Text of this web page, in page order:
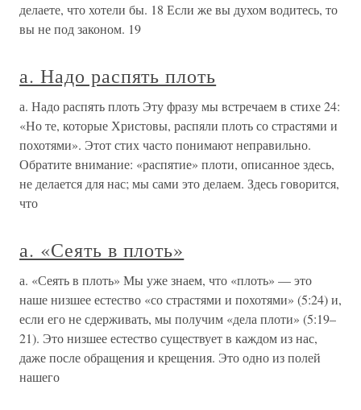
делаете, что хотели бы. 18 Если же вы духом водитесь, то
вы не под законом. 19
а. Надо распять плоть
а. Надо распять плоть Эту фразу мы встречаем в стихе 24:
«Но те, которые Христовы, распяли плоть со страстями и
похотями». Этот стих часто понимают неправильно.
Обратите внимание: «распятие» плоти, описанное здесь,
не делается для нас; мы сами это делаем. Здесь говорится,
что
а. «Сеять в плоть»
а. «Сеять в плоть» Мы уже знаем, что «плоть» — это
наше низшее естество «со страстями и похотями» (5:24) и,
если его не сдерживать, мы получим «дела плоти» (5:19–
21). Это низшее естество существует в каждом из нас,
даже после обращения и крещения. Это одно из полей
нашего